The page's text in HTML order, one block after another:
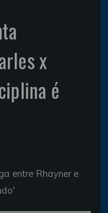
x
é
entre Rhayner e